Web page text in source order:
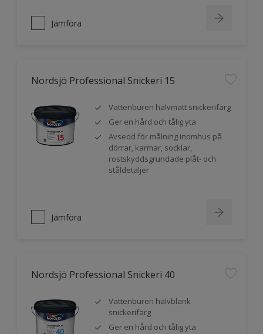
Jämföra
Nordsjö Professional Snickeri 15
Vattenburen halvmatt snickerifärg
Ger en hård och tålig yta
Avsedd för målning inomhus på
dörrar, karmar, socklar,
rostskyddsgrundade plåt- och
ståldetaljer
Jämföra
Nordsjö Professional Snickeri 40
Vattenburen halvblank
snickerifärg
Ger en hård och tålig yta